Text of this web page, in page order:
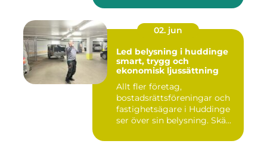
02. jun
Led belysning i huddinge
smart, trygg och
ekonomisk ljussättning
Allt fler företag,
bostadsrättsföreningar och
fastighetsägare i Huddinge
ser över sin belysning. Skä...